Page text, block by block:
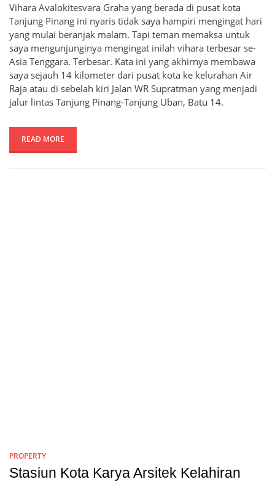
Vihara Avalokitesvara Graha yang berada di pusat kota
Tanjung Pinang ini nyaris tidak saya hampiri mengingat hari
yang mulai beranjak malam. Tapi teman memaksa untuk
saya mengunjunginya mengingat inilah vihara terbesar se-
Asia Tenggara. Terbesar. Kata ini yang akhirnya membawa
saya sejauh 14 kilometer dari pusat kota ke kelurahan Air
Raja atau di sebelah kiri Jalan WR Supratman yang menjadi
jalur lintas Tanjung Pinang-Tanjung Uban, Batu 14.
READ MORE
PROPERTY
Stasiun Kota Karya Arsitek Kelahiran